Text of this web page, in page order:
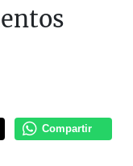
Compartir